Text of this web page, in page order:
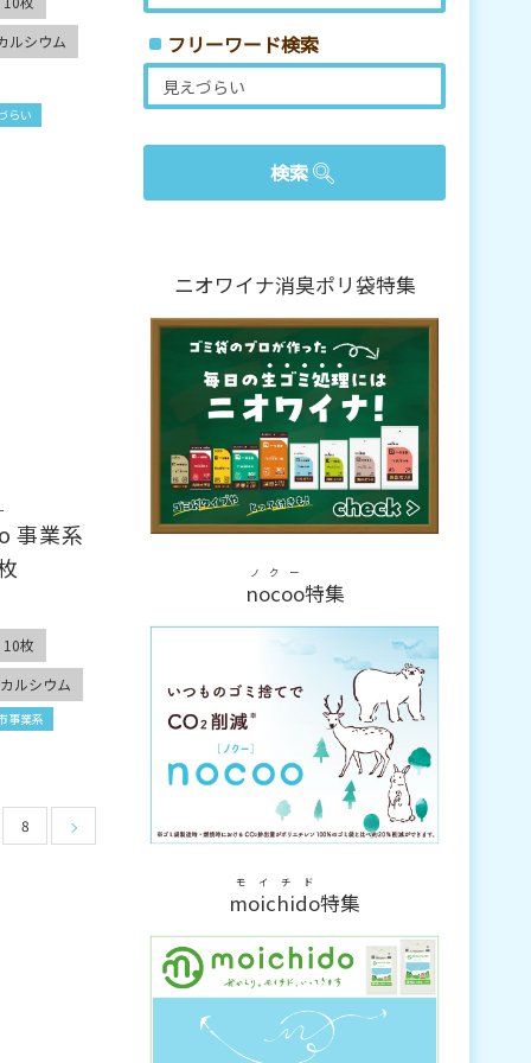
ルシウム
らい
事業系
枚
ルシウム
事業系
8
フリーワード検索
ニオワイナ消臭ポリ袋特集
nocoo
ノクー
特集
moichido
モイチド
特集